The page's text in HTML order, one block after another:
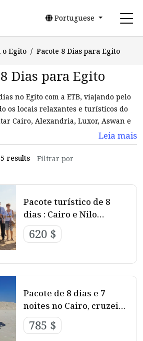
Portuguese
o Egito Pacote 8 Dias para Egito
Dias para Egito
no Egito com a ETB, viajando pelo
os locais relaxantes e turísticos do
Cairo, Alexandria, Luxor, Aswan e
incrível. Se você estiver viajando
a ETB Tours Egypt oferecerá os
dias de passeios no Egito.
Leia mais
results
Pacote turístico de 8
dias : Cairo e Nilo
Cruzeiro
620 $
Pacote de 8 dias e 7
noites no Cairo, cruzeiro
no Nilo e Santa Catarina
785 $